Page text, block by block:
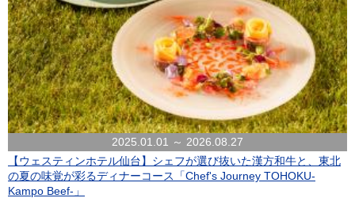
2025.01.01 ～ 2026.08.27
【ウェスティンホテル仙台】シェフが選び抜いた漢方和牛と、東北
の夏の味覚が彩るディナーコース「Chef's Journey TOHOKU-
Kampo Beef-」